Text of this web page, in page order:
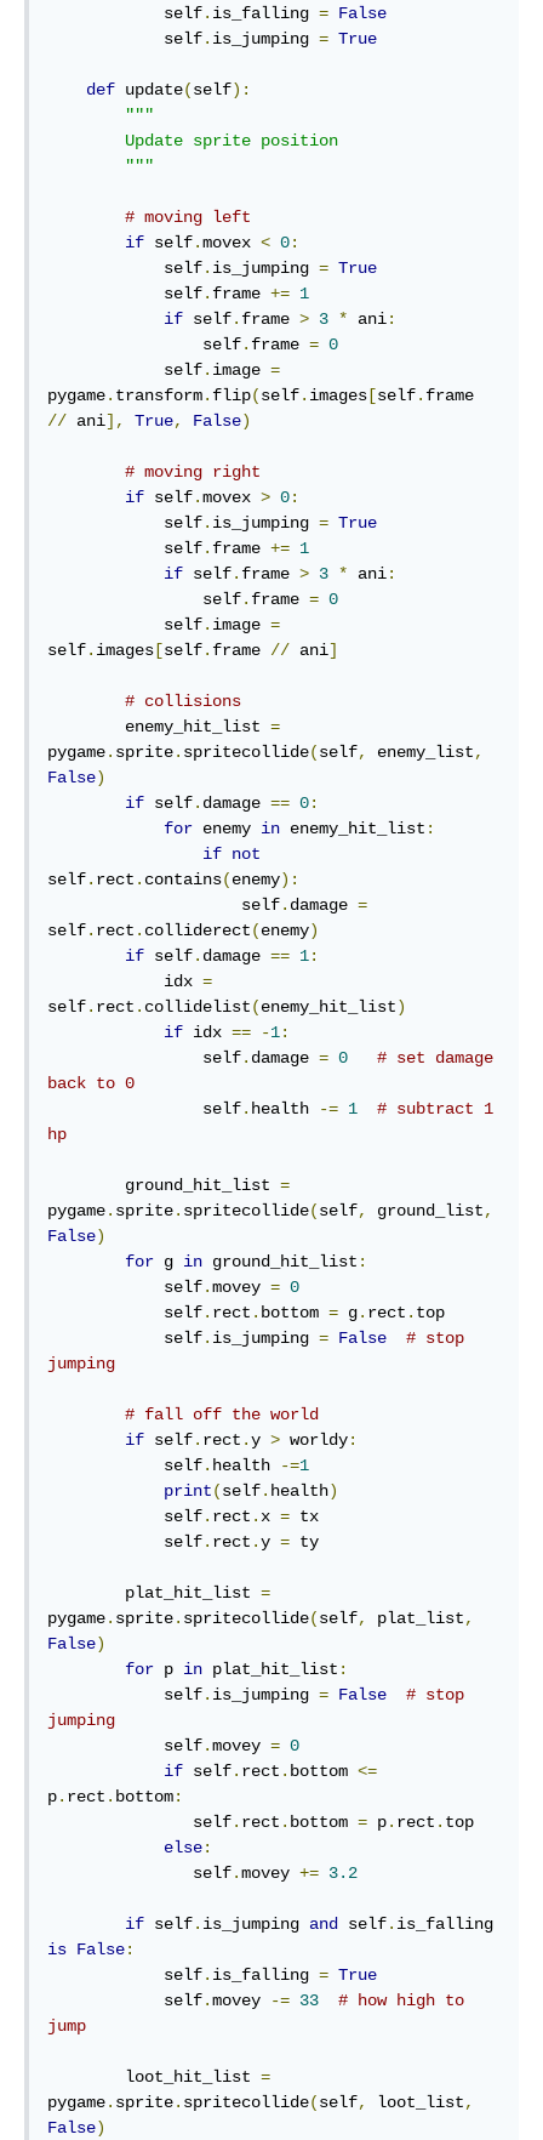
            self
. is_falling = False
            self
. is_jumping = True
def update(self):
"""
        """
# moving left
if self.movex < 0:
            self
. is_jumping = True
            self
. frame += 1
if self. frame > 3 * ani:
                self
. frame = 0
            self
. image =
pygame. transform. flip(self. images [self.
// ani], True, False)
# moving right
if self.movex > 0:
            self
. is_jumping = True
            self
. frame += 1
if self. frame > 3 * ani:
                self
. frame = 0
            self
. image =
self. images [self. frame // ani]
# collisions
        enemy_hit_list
=
pygame. sprite. spritecollide(self, enemy_list,
False)
if self. damage == 0:
for enemy in enemy_hit_list :
if not
self. rect . contains(enemy):
                    self
. damage =
self. rect . colliderect(enemy)
if self. damage == 1:
            idx
=
self. rect . collidelist(enemy_hit_list)
if idx == -1:
                self
. damage = 0
# set damage
back to 0
                self
. health -= 1
# subtract 1
hp
        ground_hit_list
=
pygame. sprite. spritecollide(self, ground_list,
False)
for g in ground_hit_list :
            self
.movey = 0
            self
. rect . bottom = g. rect . top
            self
. is_jumping = False
# stop
jumping
# fall off the world
if self. rect .y > worldy:
            self
. health -=1
print(self. health)
            self
. rect . x = tx
            self
. rect .y = ty
        plat_hit_list
=
pygame. sprite. spritecollide(self, plat_list,
False)
for p in plat_hit_list :
            self
. is_jumping = False
# stop
jumping
            self
.movey = 0
if self. rect . bottom <=
p. rect . bottom:
               self
. rect . bottom = p. rect . top
else:
               self
.movey += 3.2
if self. is_jumping and self.
is False:
            self
. is_falling = True
            self
.movey -= 33
# how high to
jump
        loot_hit_list
=
pygame. sprite. spritecollide(self, loot_list,
False)